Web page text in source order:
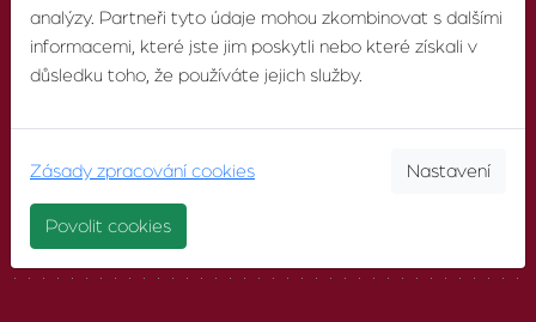
O nás
Náš tým
Volná pracovní místa
analýzy. Partneři tyto údaje mohou zkombinovat s dalšími
informacemi, které jste jim poskytli nebo které získali v
důsledku toho, že používáte jejich služby.
Zásady zpracování cookies Nastavení
Povolit cookies